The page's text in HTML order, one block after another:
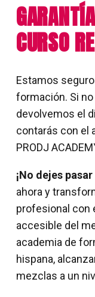
CURSO
Estamos
formación. Si
devolvemos el
contarás con el
PRODJ
¡No dejes
ahora y
profesional con
accesible del
academia de
hispana,
mezclas a un